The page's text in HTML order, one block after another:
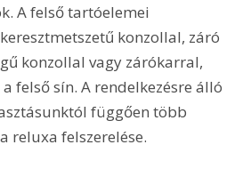
A felső tartóelemei
konzollal, záró
konzollal vagy zárókarral,
felső sín. A rendelkezésre álló
függően több
reluxa felszerelése.